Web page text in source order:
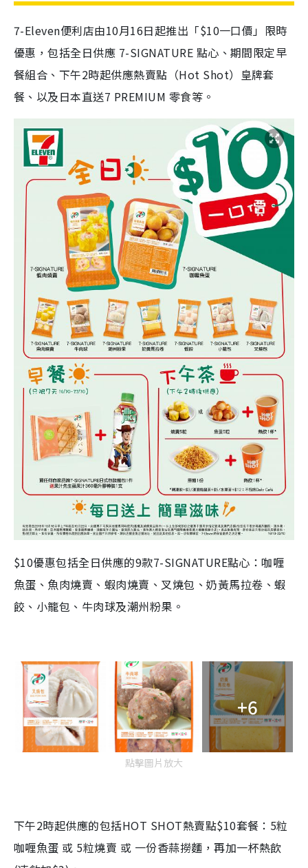
7-Eleven便利店由10月16日起推出「$10一口價」限時
優惠，包括全日供應 7-SIGNATURE 點心、期間限定早
餐組合、下午2時起供應熱賣點（Hot Shot）皇牌套
餐、以及日本直送7 PREMIUM 零食等。
$10優惠包括全日供應的9款7-SIGNATURE點心：咖喱
魚蛋、魚肉燒賣、蝦肉燒賣、叉燒包、奶黃馬拉卷、蝦
餃、小籠包、牛肉球及潮州粉果。
+6
點擊圖片放大
下午2時起供應的包括HOT SHOT熱賣點$10套餐：5粒
咖喱魚蛋 或 5粒燒賣 或 一份香蒜撈麵，再加一杯熱飲